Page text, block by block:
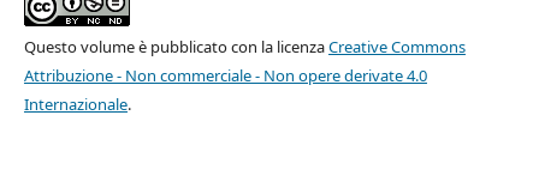
Questo volume è pubblicato con la licenzaCreative Commons
Attribuzione - Non commerciale - Non opere derivate 4.0
Internazionale.